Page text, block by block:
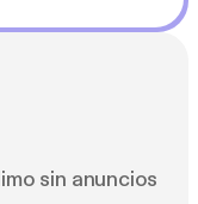
sin anuncios